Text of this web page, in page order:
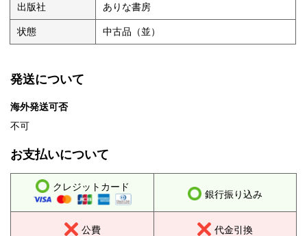
出版社 ありな書房
状態 中古品（並）
発送について
海外発送可否
不可
お支払いについて
クレジットカード
銀行振り込み
公費 代金引換